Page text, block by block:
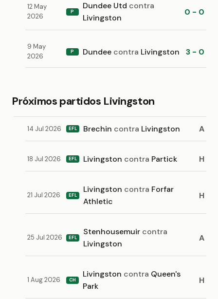
12 May
2026
P
Dundee Utd contra
Livingston
0 - 0
9 May
2026
P Dundee contra Livingston 3 - 0
Próximos partidos Livingston
14 Jul 2026 EFL Brechin contra Livingston A
18 Jul 2026 EFL Livingston contra Partick H
21 Jul 2026 EFL
Livingston contra Forfar
Athletic
H
25 Jul 2026 EFL
Stenhousemuir contra
Livingston
A
1 Aug 2026 CH
Livingston contra Queen's
Park
H